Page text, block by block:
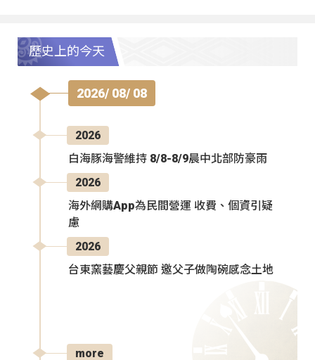
歷史上的今天
2026/ 08/ 08
2026
白海豚海警維持 8/8-8/9晨中北部防豪雨
2026
海外網購App為民間營運 收費、個資引疑
慮
2026
台東窯藝慶父親節 邀父子做陶碗感念土地
more